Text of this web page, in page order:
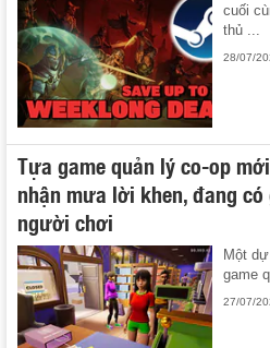
cuối
thủ ...
28/07/
Tựa game quản lý co-op
nhận mưa lời khen, đang
người chơi
Một
game
27/07/